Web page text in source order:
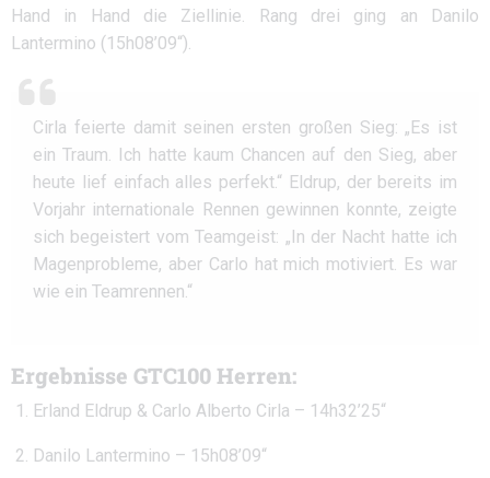
Hand in Hand die Ziellinie. Rang drei ging an Danilo
Lantermino (15h08’09“).
Cirla feierte damit seinen ersten großen Sieg: „Es ist
ein Traum. Ich hatte kaum Chancen auf den Sieg, aber
heute lief einfach alles perfekt.“ Eldrup, der bereits im
Vorjahr internationale Rennen gewinnen konnte, zeigte
sich begeistert vom Teamgeist: „In der Nacht hatte ich
Magenprobleme, aber Carlo hat mich motiviert. Es war
wie ein Teamrennen.“
Ergebnisse GTC100 Herren:
Erland Eldrup & Carlo Alberto Cirla – 14h32’25“
Danilo Lantermino – 15h08’09“